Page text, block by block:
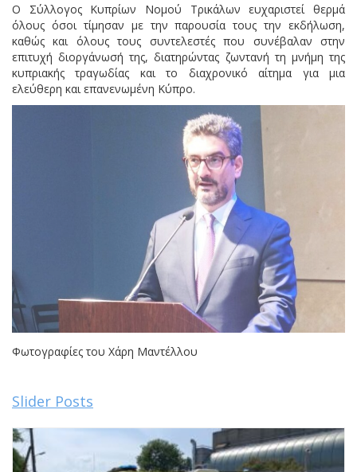
Ο Σύλλογος Κυπρίων Νομού Τρικάλων ευχαριστεί θερμά
όλους όσοι τίμησαν με την παρουσία τους την εκδήλωση,
καθώς και όλους τους συντελεστές που συνέβαλαν στην
επιτυχή διοργάνωσή της, διατηρώντας ζωντανή τη μνήμη της
κυπριακής τραγωδίας και το διαχρονικό αίτημα για μια
ελεύθερη και επανενωμένη Κύπρο.
Φωτογραφίες του Χάρη Μαντέλλου
Slider Posts